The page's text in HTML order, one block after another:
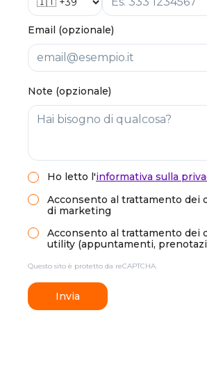
Email (opzionale)
Note (opzionale)
Ho letto l'informativa sulla
Acconsento al trattamento dei
di marketing
Acconsento al trattamento dei
utility (appuntamenti,
Questo sito è protetto da reCAPTCHA.
Invia